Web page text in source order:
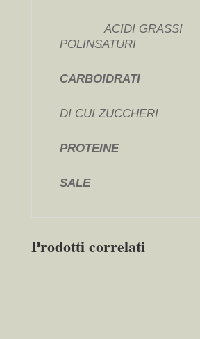
ACIDI GRASSI
POLINSATURI
CARBOIDRATI
DI CUI ZUCCHERI
PROTEINE
SALE
Prodotti correlati